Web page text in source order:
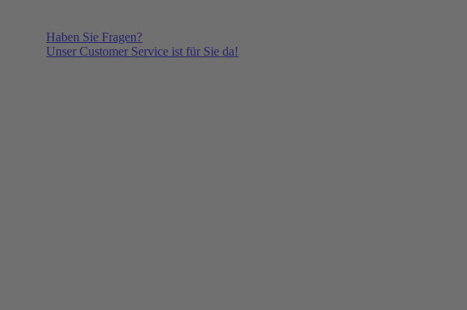
Haben Sie Fragen?
Unser Customer Service ist für Sie da!